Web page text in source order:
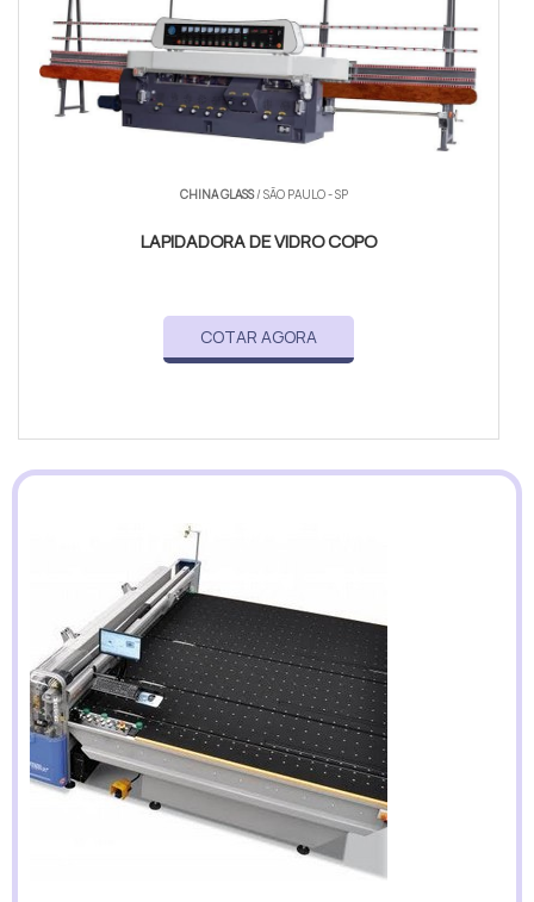
CHINA GLASS/ SÃO PAULO - SP
LAPIDADORA DE VIDRO COPO
COTAR AGORA